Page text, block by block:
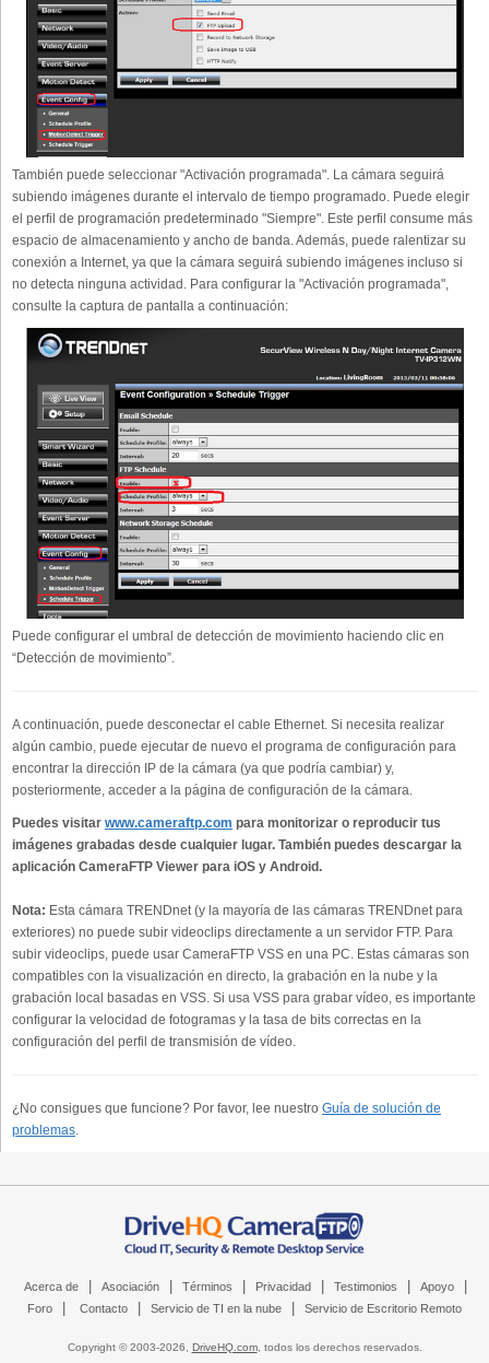
También puede seleccionar "Activación programada". La cámara seguirá
subiendo imágenes durante el intervalo de tiempo programado. Puede elegir
el perfil de programación predeterminado "Siempre". Este perfil consume más
espacio de almacenamiento y ancho de banda. Además, puede ralentizar su
conexión a Internet, ya que la cámara seguirá subiendo imágenes incluso si
no detecta ninguna actividad. Para configurar la "Activación programada",
consulte la captura de pantalla a continuación:
Puede configurar el umbral de detección de movimiento haciendo clic en
“Detección de movimiento”.
A continuación, puede desconectar el cable Ethernet. Si necesita realizar
algún cambio, puede ejecutar de nuevo el programa de configuración para
encontrar la dirección IP de la cámara (ya que podría cambiar) y,
posteriormente, acceder a la página de configuración de la cámara.
Puedes visitar www.cameraftp.com para monitorizar o reproducir tus
imágenes grabadas desde cualquier lugar. También puedes descargar la
aplicación CameraFTP Viewer para iOS y Android.
Nota: Esta cámara TRENDnet (y la mayoría de las cámaras TRENDnet para
exteriores) no puede subir videoclips directamente a un servidor FTP. Para
subir videoclips, puede usar CameraFTP VSS en una PC. Estas cámaras son
compatibles con la visualización en directo, la grabación en la nube y la
grabación local basadas en VSS. Si usa VSS para grabar vídeo, es importante
configurar la velocidad de fotogramas y la tasa de bits correctas en la
configuración del perfil de transmisión de vídeo.
¿No consigues que funcione? Por favor, lee nuestro Guía de solución de
problemas.
Acerca de Asociación Términos Privacidad Testimonios Apoyo
Foro Contacto Servicio de TI en la nube Servicio de Escritorio Remoto
Copyright © 2003-2026, DriveHQ.com, todos los derechos reservados.